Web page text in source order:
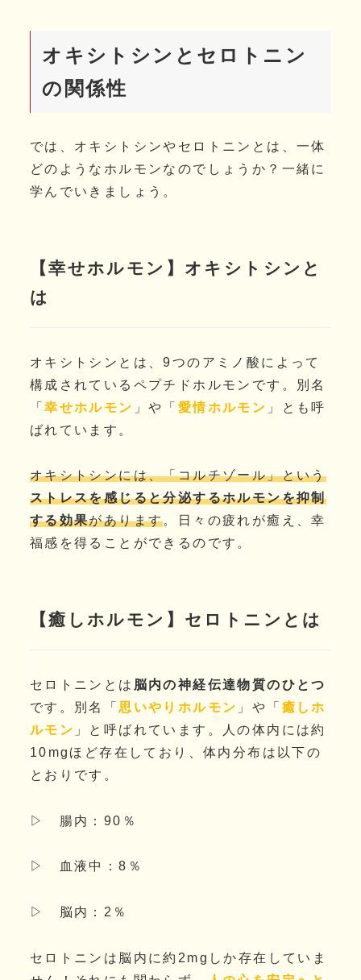
オキシトシンとセロトニン
の関係性
では、オキシトシンやセロトニンとは、一体
どのようなホルモンなのでしょうか？一緒に
学んでいきましょう。
【幸せホルモン】オキシトシンと
は
オキシトシンとは、9つのアミノ酸によって
構成されているペプチドホルモンです。別名
「幸せホルモン 」や「 愛情ホルモン 」とも呼
ばれています。
オキシトシンには、「コルチゾール」という
ストレスを感じると分泌するホルモンを抑制
する効果があります。日々の疲れが癒え、幸
福感を得ることができるのです。
【癒しホルモン】セロトニンとは
セロトニンとは 脳内の神経伝達物質のひとつ
です。別名「思いやりホルモン 」や「 癒しホ
ルモン 」と呼ばれています。人の体内には約
10mgほど存在しており、体内分布は以下の
とおりです。
▷ 腸内：90％
▷ 血液中：8％
▷ 脳内：2％
セロトニンは脳内に約2mgしか存在していま